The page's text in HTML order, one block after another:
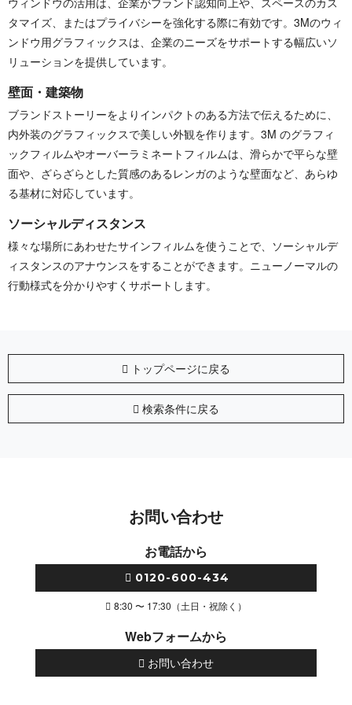
タマイズ、またはプライバシーを強化する際に有効です。3Mのウィ
ンドウ用グラフィックスは、企業のニーズをサポートする幅広いソ
リューションを提供しています。
壁面・建築物
ブランドストーリーをよりインパクトのある方法で伝えるために、
内外装のグラフィックスで美しい外観を作ります。3M のグラフィ
ックフィルムやオーバーラミネートフィルムは、滑らかで平らな壁
面や、ざらざらとした質感のあるレンガのような壁面など、あらゆ
る基材に対応しています。
ソーシャルディスタンス
様々な場所にあわせたサインフィルムを使うことで、ソーシャルデ
ィスタンスのアナウンスをすることができます。ニューノーマルの
行動様式を分かりやすくサポートします。
トップページに戻る
検索条件に戻る
お問い合わせ
お電話から
0120-600-434
8:30 〜 17:30（土日・祝除く）
Webフォームから
お問い合わせ